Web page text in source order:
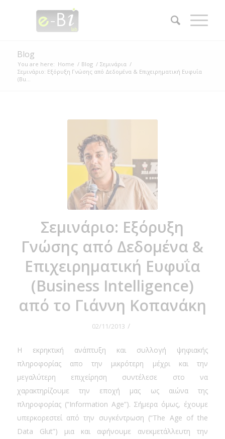
Blog
You are here: Home / Blog / Σεμινάρια /
Σεμινάριο: Εξόρυξη Γνώσης από Δεδομένα & Επιχειρηματική Ευφυΐα
(Bu...
Σεμινάριο: Εξόρυξη
Γνώσης από Δεδομένα &
Επιχειρηματική Ευφυΐα
(Business Intelligence)
από το Γιάννη Κοπανάκη
02/11/2013 /
Η εκρηκτική ανάπτυξη και συλλογή ψηφιακής
πληροφορίας απο την μικρότερη μέχρι και την
μεγαλύτερη επιχείρηση συντέλεσε στο να
χαρακτηρίζουμε την εποχή μας ως αιώνα της
πληροφορίας (“Information Age”). Σήμερα όμως, έχουμε
υπερκορεστεί από την συγκέντρωση (“The Age of the
Data Glut”) μια και αφήνουμε ανεκμετάλλευτη την